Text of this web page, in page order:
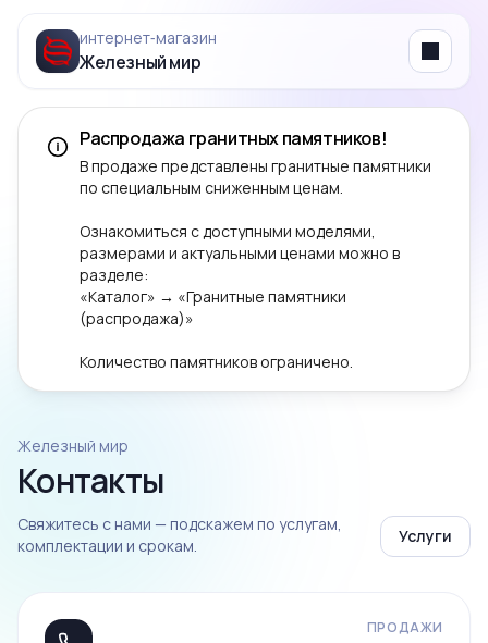
интернет‑магазин
Железный мир Menu
Распродажа гранитных памятников!
В продаже представлены гранитные памятники
по специальным сниженным ценам.
Ознакомиться с доступными моделями,
размерами и актуальными ценами можно в
разделе:
«Каталог» → «Гранитные памятники
(распродажа)»
Количество памятников ограничено.
Железный мир
Контакты
Свяжитесь с нами — подскажем по услугам,
комплектации и срокам.
Услуги
ПРОДАЖИ